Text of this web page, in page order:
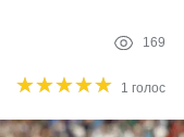
169
★★★★★
★★★★★ 1 голос